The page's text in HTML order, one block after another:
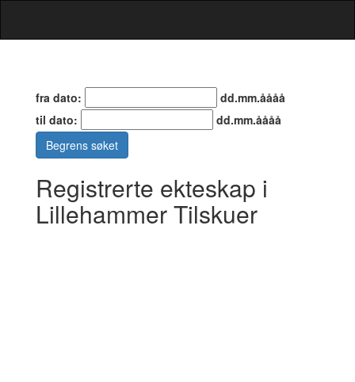
fra dato:
dd.mm.åååå
til dato:
dd.mm.åååå
Begrens søket
Registrerte ekteskap i
Lillehammer Tilskuer